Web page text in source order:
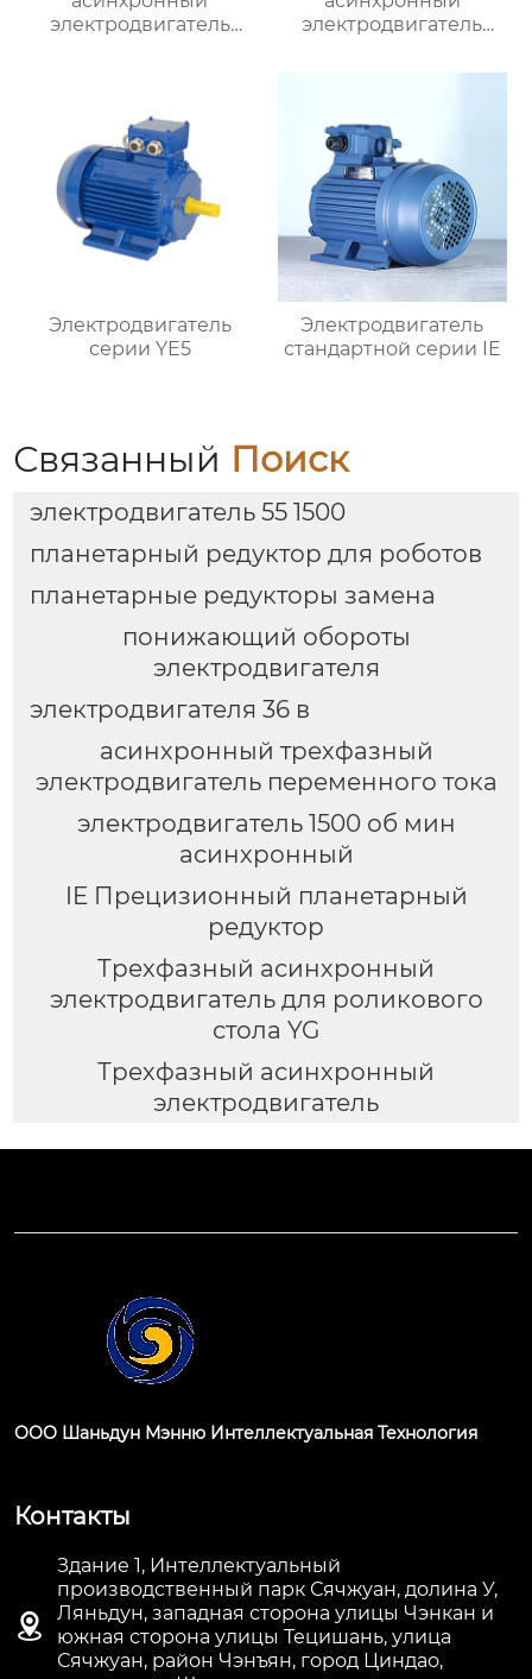
электродвигатель
электродвигатель
Электродвигатель
серии YE5
Электродвигатель
стандартной серии IE
Связанный Поиск
электродвигатель 55 1500
планетарный редуктор для роботов
планетарные редукторы замена
понижающий обороты
электродвигателя
электродвигателя 36 в
асинхронный трехфазный
электродвигатель переменного тока
электродвигатель 1500 об мин
асинхронный
IE Прецизионный планетарный
редуктор
Трехфазный асинхронный
электродвигатель для роликового
стола YG
Трехфазный асинхронный
электродвигатель
ООО Шаньдун Мэнню Интеллектуальная Технология
Контакты

Здание 1, Интеллектуальный
производственный парк Сячжуан, долина У,
Ляньдун, западная сторона улицы Чэнкан и
южная сторона улицы Тецишань, улица
Сячжуан, район Чэнъян, город Циндао,